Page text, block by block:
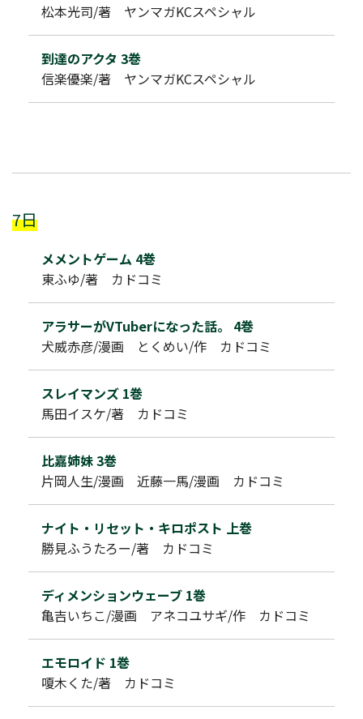
松本光司/著 ヤンマガKCスペシャル
到達のアクタ 3巻
信楽優楽/著 ヤンマガKCスペシャル
7日
メメントゲーム 4巻
東ふゆ/著 カドコミ
アラサーがVTuberになった話。 4巻
犬威赤彦/漫画 とくめい/作 カドコミ
スレイマンズ 1巻
馬田イスケ/著 カドコミ
比嘉姉妹 3巻
片岡人生/漫画 近藤一馬/漫画 カドコミ
ナイト・リセット・キロポスト 上巻
勝見ふうたろー/著 カドコミ
ディメンションウェーブ 1巻
亀吉いちこ/漫画 アネコユサギ/作 カドコミ
エモロイド 1巻
嗄木くた/著 カドコミ